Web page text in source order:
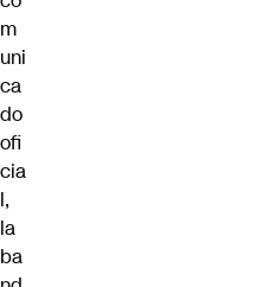
m
uni
ca
do
ofi
cia
l,
la
ba